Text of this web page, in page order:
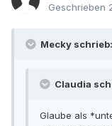
Geschrieben
Mecky schrieb:
Claudia
Glaube als